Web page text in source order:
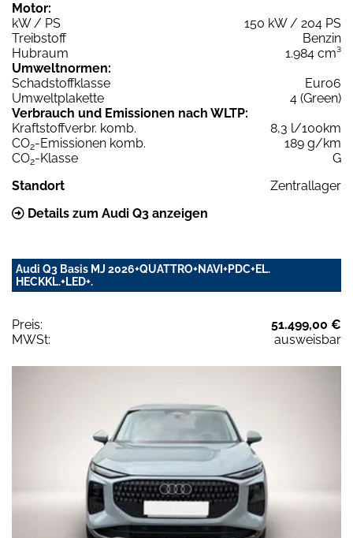
Motor:
kW / PS
150 kW / 204 PS
Treibstoff
Benzin
Hubraum
1.984 cm³
Umweltnormen:
Schadstoffklasse
Euro6
Umweltplakette
4 (Green)
Verbrauch und Emissionen nach WLTP:
Kraftstoffverbr. komb.
8,3 l/100km
CO2-Emissionen komb.
189 g/km
CO2-Klasse
G
Standort
Zentrallager
Details zum Audi Q3 anzeigen
Audi Q3 Basis MJ 2026+QUATTRO+NAVI+PDC+EL.
HECKKL.+LED+.
Preis:
51.499,00 €
MWSt:
ausweisbar